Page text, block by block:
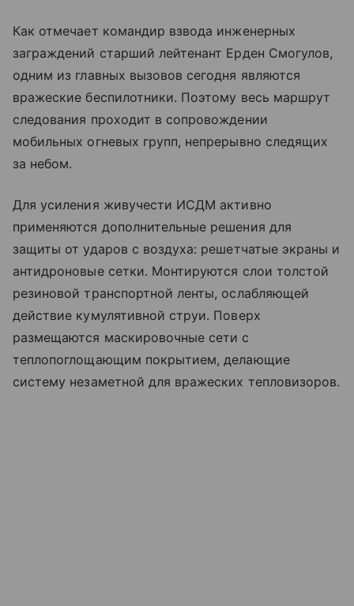
Как отмечает командир взвода инженерных
заграждений старший лейтенант Ерден Смогулов,
одним из главных вызовов сегодня являются
вражеские беспилотники. Поэтому весь маршрут
следования проходит в сопровождении
мобильных огневых групп, непрерывно следящих
за небом.
Для усиления живучести ИСДМ активно
применяются дополнительные решения для
защиты от ударов с воздуха: решетчатые экраны и
антидроновые сетки. Монтируются слои толстой
резиновой транспортной ленты, ослабляющей
действие кумулятивной струи. Поверх
размещаются маскировочные сети с
теплопоглощающим покрытием, делающие
систему незаметной для вражеских тепловизоров.